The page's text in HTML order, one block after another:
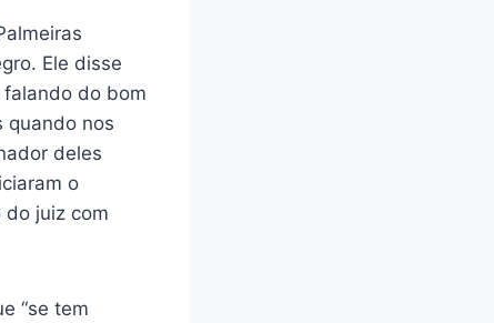
Ele disse
falando do bom
quando nos
deles
o
do juiz com
“se tem